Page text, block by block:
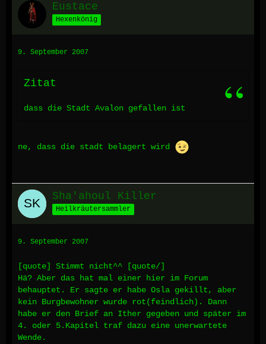
Eustace
Hexenkönig
9. September 2007
Zitat
dass die Stadt Avalon gefallen ist
ne, dass die stadt belagert wird
Sha'ahoul Killer
Heilkräutersammler
9. September 2007
[quote] Stimmt nicht^^ [quote/]
Hä? Aber das hat mal einer hier im Forum
behauptet. Er sagte er habe Osla gekillt, aber
kein Burgbewohner wurde rot(feindlich). Dann
habe er den Brief an Ither gegeben und später im
4. oder 5.Kapitel traf dazu eine unerwartete
Wende.